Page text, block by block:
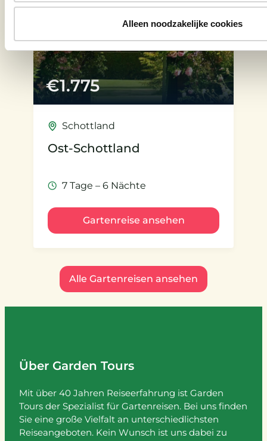
Alleen noodzakelijke cookies
€1.775
Schottland
Ost-Schottland
7 Tage – 6 Nächte
Gartenreise ansehen
Alle Gartenreisen ansehen
Über Garden Tours
Mit über 40 Jahren Reiseerfahrung ist Garden
Tours der Spezialist für Gartenreisen. Bei uns finden
Sie eine große Vielfalt an unterschiedlichsten
Reiseangeboten. Kein Wunsch ist uns dabei zu